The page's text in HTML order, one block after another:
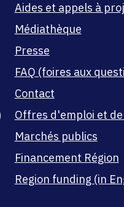
Aides et appels à
Médiathèque
Presse
FAQ (foires aux
Contact
Offres d'emploi et
Marchés publics
Financement Région
Region funding (in